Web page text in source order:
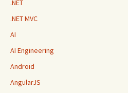
.NET
.NET MVC
AI
AI Engineering
Android
AngularJS